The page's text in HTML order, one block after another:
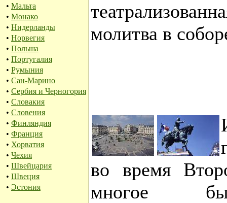
• Мальта
• Монако
• Нидерланды
• Норвегия
• Польша
• Португалия
• Румыния
• Сан-Марино
• Сербия и Черногория
• Словакия
• Словения
• Финляндия
• Франция
• Хорватия
• Чехия
• Швейцария
• Швеция
• Эстония
молитва в
во время
многое